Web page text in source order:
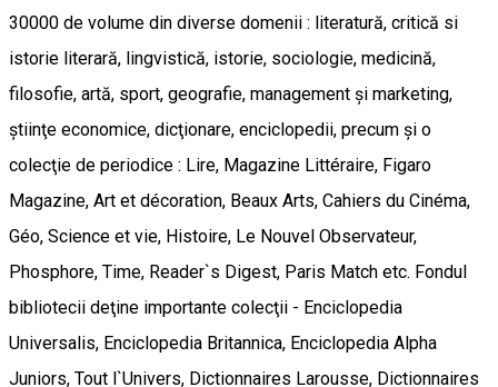
30000 de volume din diverse domenii : literatură, critică si
istorie literară, lingvistică, istorie, sociologie, medicină,
filosofie, artă, sport, geografie, management şi marketing,
ştiinţe economice, dicţionare, enciclopedii, precum şi o
colecţie de periodice : Lire, Magazine Littéraire, Figaro
Magazine, Art et décoration, Beaux Arts, Cahiers du Cinéma,
Géo, Science et vie, Histoire, Le Nouvel Observateur,
Phosphore, Time, Reader`s Digest, Paris Match etc. Fondul
bibliotecii deţine importante colecţii - Enciclopedia
Universalis, Enciclopedia Britannica, Enciclopedia Alpha
Juniors, Tout l`Univers, Dictionnaires Larousse, Dictionnaires